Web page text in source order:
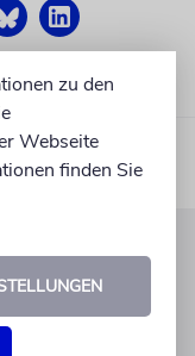
zu den
Webseite
finden Sie